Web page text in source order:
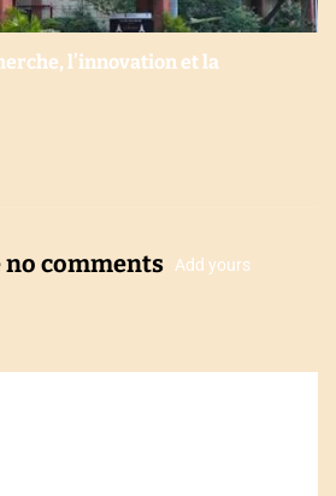
l’innovation et la
no comments Add yours